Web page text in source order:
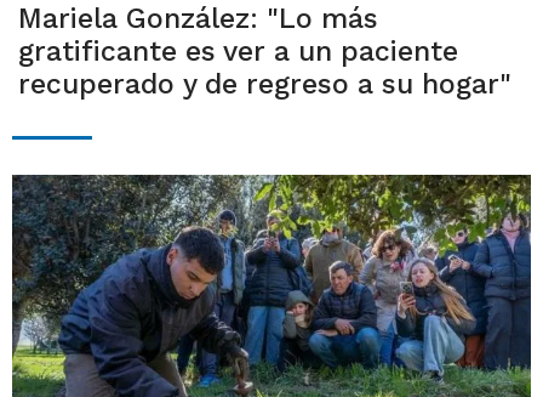
Mariela González: "Lo más
gratificante es ver a un paciente
recuperado y de regreso a su hogar"